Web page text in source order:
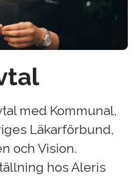
med Kommunal,
Läkarförbund,
och Vision.
hos Aleris